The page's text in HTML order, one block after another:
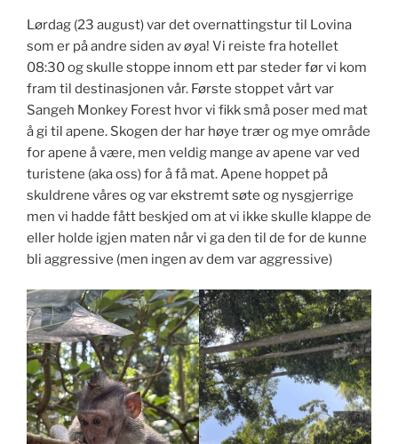
Lørdag (23 august) var det overnattingstur til Lovina
som er på andre siden av øya! Vi reiste fra hotellet
08:30 og skulle stoppe innom ett par steder før vi kom
fram til destinasjonen vår. Første stoppet vårt var
Sangeh Monkey Forest hvor vi fikk små poser med mat
å gi til apene. Skogen der har høye trær og mye område
for apene å være, men veldig mange av apene var ved
turistene (aka oss) for å få mat. Apene hoppet på
skuldrene våres og var ekstremt søte og nysgjerrige
men vi hadde fått beskjed om at vi ikke skulle klappe de
eller holde igjen maten når vi ga den til de for de kunne
bli aggressive (men ingen av dem var aggressive)